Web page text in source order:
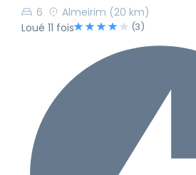
6
Almeirim (20 km)
Loué 11 fois
(3)